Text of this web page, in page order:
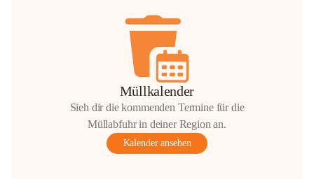
Müllkalender
Sieh dir die kommenden Termine für die
Müllabfuhr in deiner Region an.
Kalender ansehen